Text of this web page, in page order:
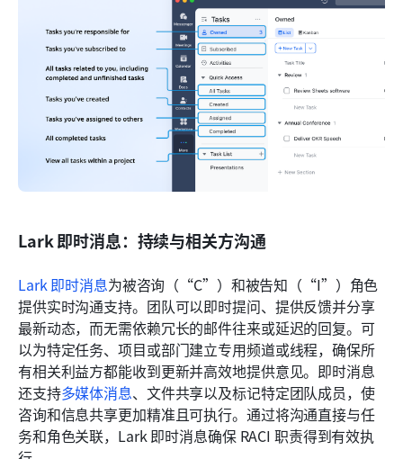
Lark 即时消息：持续与相关方沟通
Lark 即时消息为被咨询（“C”）和被告知（“I”）角色
提供实时沟通支持。团队可以即时提问、提供反馈并分享
最新动态，而无需依赖冗长的邮件往来或延迟的回复。可
以为特定任务、项目或部门建立专用频道或线程，确保所
有相关利益方都能收到更新并高效地提供意见。即时消息
还支持多媒体消息、文件共享以及标记特定团队成员，使
咨询和信息共享更加精准且可执行。通过将沟通直接与任
务和角色关联，Lark 即时消息确保 RACI 职责得到有效执